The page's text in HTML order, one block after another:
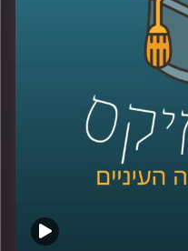
מאיר ג׳בדנפר, מומחה
הספר לאודר לממשל,
רייכמן